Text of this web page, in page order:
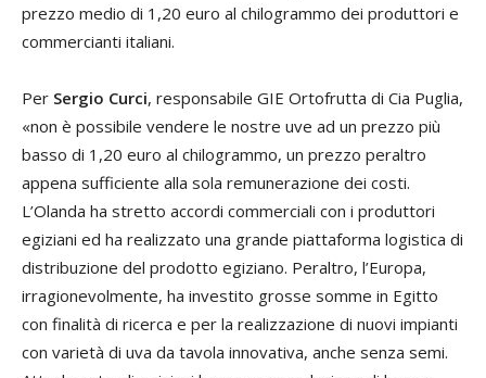
prezzo medio di 1,20 euro al chilogrammo dei produttori e
commercianti italiani.
Per Sergio Curci, responsabile GIE Ortofrutta di Cia Puglia,
«non è possibile vendere le nostre uve ad un prezzo più
basso di 1,20 euro al chilogrammo, un prezzo peraltro
appena sufficiente alla sola remunerazione dei costi.
L’Olanda ha stretto accordi commerciali con i produttori
egiziani ed ha realizzato una grande piattaforma logistica di
distribuzione del prodotto egiziano. Peraltro, l’Europa,
irragionevolmente, ha investito grosse somme in Egitto
con finalità di ricerca e per la realizzazione di nuovi impianti
con varietà di uva da tavola innovativa, anche senza semi.